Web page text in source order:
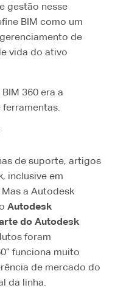
gestão nesse
BIM como um
de
vida do ativo
360 era a
de suporte, artigos
inclusive em
a Autodesk
Autodesk
do Autodesk
foram
funciona muito
de mercado do
da linha.